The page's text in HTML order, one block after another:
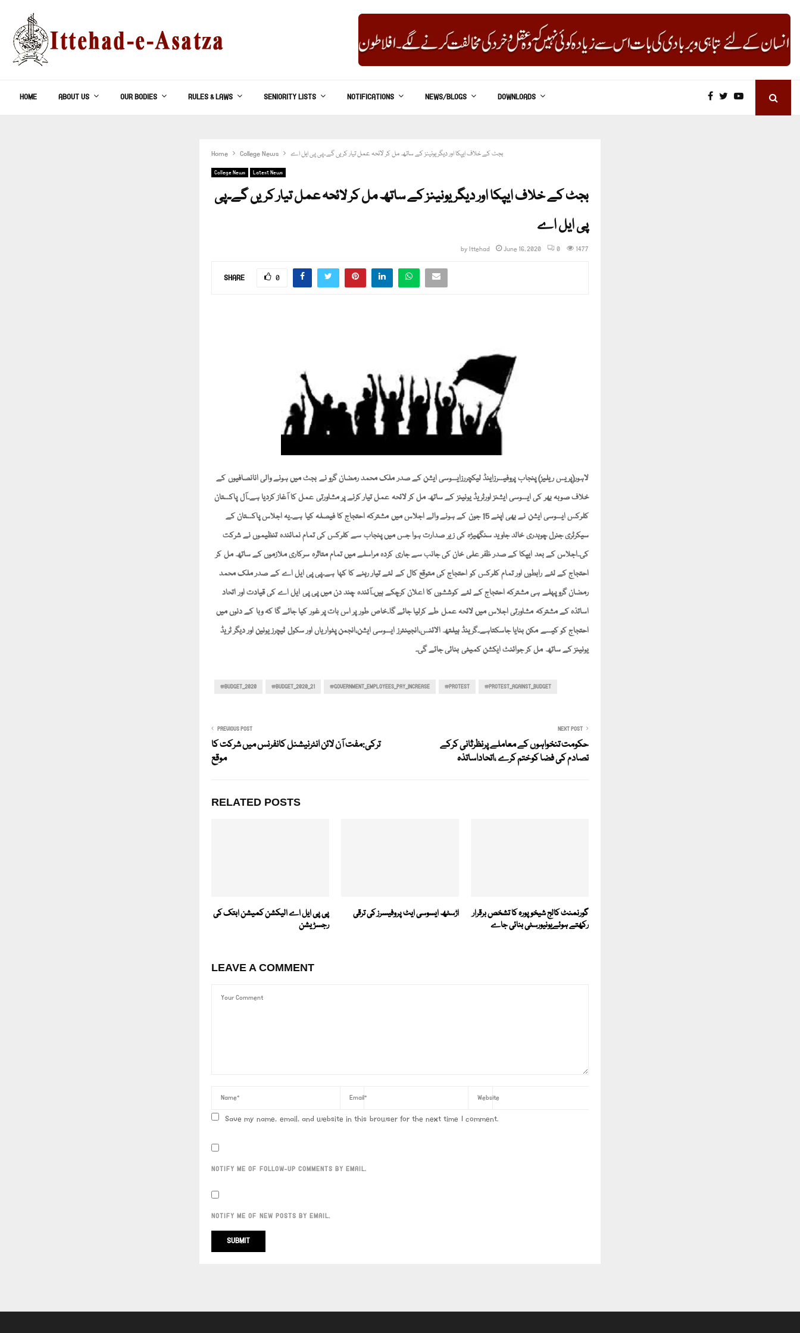
HOME ABOUT US OUR BODIES RULES & LAWS SENIORITY LISTS NOTIFICATIONS NEWS/BLOGS DOWNLOADS
Home College News بجٹ کے خلاف ایپکا اور دیگر یونینز کے ساتھ مل کر لائحہ عمل تیار کریں گے۔پی پی ایل اے
College News Latest News
بجٹ کے خلاف ایپکا اور دیگر یونینز کے ساتھ مل کر لائحہ عمل تیار کریں گے۔پی
پی ایل اے
byIttehad June 16, 2020 0 1477
SHARE 0
لاہور(پریس ریلیز) پنجاب پروفیسرزاینڈ لیکچررزایسوسی ایشن کے صدر ملک محمد رمضان گرو نے بجٹ میں ہونے والی انانصافیوں کے
خلاف صوبہ بھر کی ایسوسی ایشنز اورٹریڈ یونینز کے ساتھ مل کر لائحہ عمل تیار کرنے پر مشاورتی عمل کا آغاز کردیا ہے۔آل پاکستان
کلرکس ایسوسی ایشن نے بھی اپنے 15 جون کے ہونے والے اجلاس میں مشترکہ احتجاج کا فیصلہ کیا ہے۔یہ اجلاس پاکستان کے
سیکرٹری جنرل چوہدری خالد جاوید سنگھیڑہ کی زیر صدارت ہوا جس میں پنجاب سے کلرکس کی تمام نمائندہ تنظیموں نے شرکت
کی۔اجلاس کے بعد ایپکا کے صدر ظفر علی خان کی جانب سے جاری کردہ مراسلے میں تمام متاثرہ سرکاری ملازموں کے ساتھ مل کر
احتجاج کے لئے رابطوں اور تمام کلرکس کو احتجاج کی متوقع کال کے لئے تیار رہنے کا کہا ہے۔پی پی ایل اے کے صدر ملک محمد
رمضان گرو پہلے ہی مشترکہ احتجاج کے لئے کوششوں کا اعلان کرچکے ہیں۔آئندہ چند دن میں پی پی ایل اے کی قیادت اور اتحاد
اساتذہ کے مشترکہ مشاورتی اجلاس میں لائحہ عمل طے کرلیا جائے گا۔خاص طور پر اس بات پر غور کیا جائے گا کہ وبا کے دنوں میں
احتجاج کو کیسے مکن بنایا جاسکتاہے۔گرینڈ ہیلتھ الائنس،انجینئرز ایسوسی ایشن،انجمن پٹواریاں اور سکول ٹیچرز یونین اور دیگر ٹریڈ
یونینز کے ساتھ مل کر جوائنٹ ایکشن کمیٹی بنائی جائے گی۔
#BUDGET_2020 #BUDGET_2020_21 #GOVERNMENT_EMPLOYEES_PAY_INCREASE #PROTEST #PROTEST_AGAINST_BUDGET
PREVIOUS POST
ترکی:مفت آن لائن انٹرنیشنل کانفرنس میں شرکت کا
موقع
NEXT POST
حکومت تنخواہوں کے معاملے پرنظرثانی کرکے
تصادم کی فضا کوختم کرے ،اتحاداساتذہ
RELATED POSTS
پی پی ایل اے الیکشن کمیشن ابتک کی
رجسڑیشن
اڑسٹھ ایسوسی ایٹ پروفیسرز کی ترقی
گورنمنٹ کالج شیخوپورہ کا تشخص برقرار
رکھتے ہوئےیونیورسٹی بنائی جاے
LEAVE A COMMENT
Save my name, email, and website in this browser for the next time I comment.
NOTIFY ME OF FOLLOW-UP COMMENTS BY EMAIL.
NOTIFY ME OF NEW POSTS BY EMAIL.